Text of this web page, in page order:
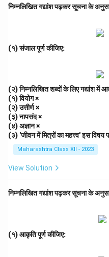
निम्नलिखित गद्यांश पढ़कर सूचना के
(१) संजाल पूर्ण कीजिए:
(२) निम्नलिखित शब्दों के लिए गद्यांश में
(१) वियोग ×
(२) उत्तीर्ण ×
(३) नापसंद ×
(४) अज्ञान ×
(३) 'जीवन में मित्रों का महत्त्व' इस
Maharashtra Class XII - 2023
View Solution
निम्नलिखित गद्यांश पढ़कर सूचना के
(१) आकृति पूर्ण कीजिए: